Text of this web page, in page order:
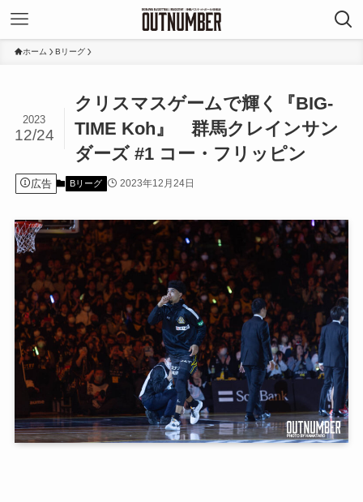
ホーム Bリーグ
クリスマスゲームで輝く『BIG-
TIME Koh』 群馬クレインサン
ダーズ #1 コー・フリッピン
2023
12/24
広告 Bリーグ 2023年12月24日